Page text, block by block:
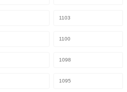
1103
1100
1098
1095